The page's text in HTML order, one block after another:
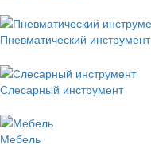
Пневматический инструмент
Слесарный инструмент
Мебель